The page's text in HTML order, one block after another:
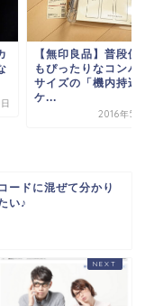
【無印良品】普段使
もぴったりなコンパ
サイズの「機内持込
ケ...
2016年5
ードに混ぜて分かり
い♪